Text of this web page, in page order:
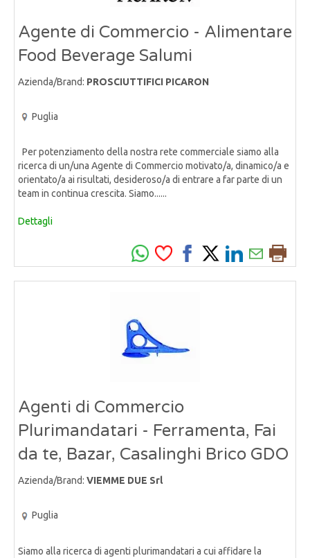
Agente di Commercio - Alimentare
Food Beverage Salumi
Azienda/Brand: PROSCIUTTIFICI PICARON
Puglia
Per potenziamento della nostra rete commerciale siamo alla
ricerca di un/una Agente di Commercio motivato/a, dinamico/a e
orientato/a ai risultati, desideroso/a di entrare a far parte di un
team in continua crescita. Siamo......
Dettagli
Agenti di Commercio
Plurimandatari - Ferramenta, Fai
da te, Bazar, Casalinghi Brico GDO
Azienda/Brand: VIEMME DUE Srl
Puglia
Siamo alla ricerca di agenti plurimandatari a cui affidare la